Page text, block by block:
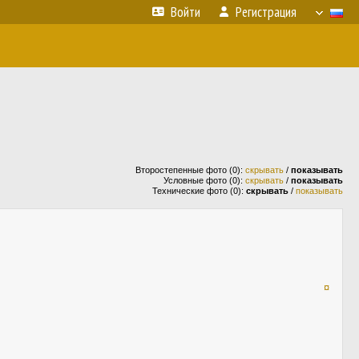
Войти Регистрация
Второстепенные фото (0): скрывать / показывать
Условные фото (0): скрывать / показывать
Технические фото (0): скрывать / показывать
¤